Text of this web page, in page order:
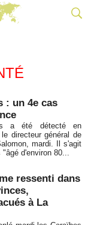
: un 4e cas
a été détecté en
directeur général de
mardi. Il s'agit
d'environ 80...
ressenti dans
à La